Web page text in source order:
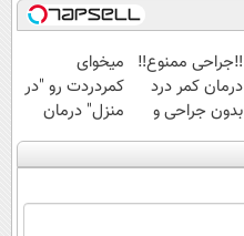
‼️جراحی ممنوع‼️
درمان کمر درد
بدون جراحی و
دوره نقاهت
میخوای
کمردردت رو "در
منزل" درمان
کنی؟ (◂فیلم +
◂پرسش‌نامه)